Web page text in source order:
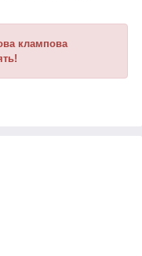
клампова